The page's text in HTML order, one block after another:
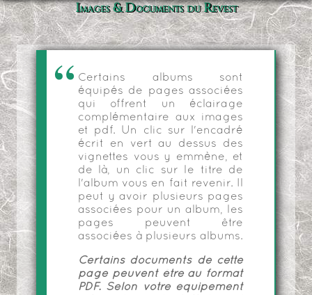
Images & Documents du Revest
Certains albums sont
équipés de pages associées
qui offrent un éclairage
complémentaire aux images
et pdf. Un clic sur l'encadré
écrit en vert au dessus des
vignettes vous y emmène, et
de là, un clic sur le titre de
l'album vous en fait revenir. Il
peut y avoir plusieurs pages
associées pour un album, les
pages peuvent être
associées à plusieurs albums.
Certains documents de cette
page peuvent être au format
PDF. Selon votre équipement